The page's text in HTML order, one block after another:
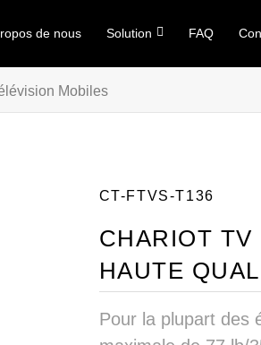
de nous Solution FAQ
Mobiles
CT-FTVS-T136
CHARIOT TV
HAUTE
Pour la plupart des